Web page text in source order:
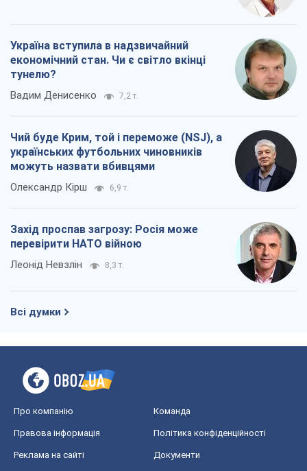
Україна вступила в надзвичайний
економічний стан. Чи є світло вкінці
тунелю?
Вадим Денисенко 7,2 т.
Чий буде Крим, той і переможе (NSJ), а
українських футбольних чиновників
можуть назвати вбивцями
Олександр Кірш 6,9 т.
Захід проспав загрозу: Росія може
перевірити НАТО війною
Леонід Невзлін 8,3 т.
Всі думки
Про компанію Команда
Правова інформація Політика конфіденційності
Реклама на сайті Документи